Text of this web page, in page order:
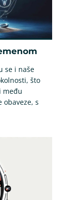
se i naše
što
među
s